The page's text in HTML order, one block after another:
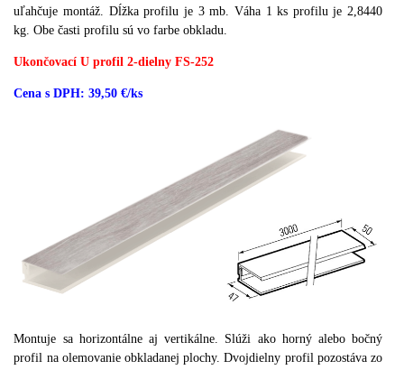
uľahčuje montáž.
Dĺžka profilu je 3 mb.
Váha 1 ks profilu je 2,8440
kg. Obe časti profilu sú vo farbe obkladu.
Ukončovací U profil 2-dielny FS-252
Cena s DPH: 39,50 €/ks
Montuje sa horizontálne aj vertikálne. Slúži ako horný alebo bočný
profil na olemovanie obkladanej plochy. Dvojdielny profil pozostáva zo